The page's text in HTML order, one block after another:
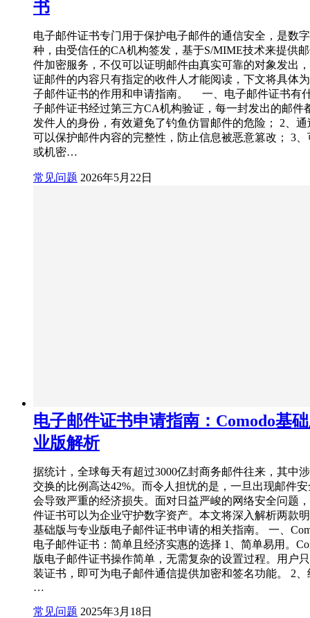
书
电子邮件证书专门用于保护电子邮件的通信安全，是数
种，由受信任的CA机构签发，基于S/MIME技术来提供
件加密服务，不仅可以证明邮件由真实可靠的对象发出
证邮件的内容只有指定的收件人才能阅读，下文将具体
子邮件证书的作用和申请指南。 一、电子邮件证书有
子邮件证书经过第三方CA机构验证，每一封发出的邮件
发件人的身份，有效避免了钓鱼仿冒邮件的危险； 2、
可以保护邮件内容的完整性，防止信息被恶意篡改； 3
或机密…
常见问题 2026年5月22日
电子邮件证书申请指南：Comodo基
业版解析
据统计，全球每天有超过3000亿封商务邮件往来，其中
交换的比例高达42%。而令人担忧的是，一旦出现邮件
会导致严重的经济损失。面对日益严峻的网络安全问题
件证书可以为企业守护数字资产。本文将深入解析两
基础版与专业版电子邮件证书申请的相关指南。 一、
电子邮件证书：简单且经济实惠的选择 1、简单易用。
版电子邮件证书操作简单，无需复杂的设置过程。用户
装证书，即可为电子邮件通信提供加密和签名功能。 2
…
常见问题 2025年3月18日